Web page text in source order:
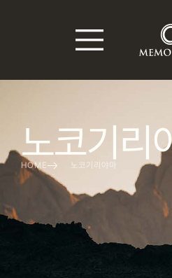
노코기리
HOME 노코기리야마